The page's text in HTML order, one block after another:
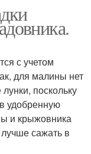
с учетом
для малины нет
поскольку
удобренную
и крыжовника
сажать в